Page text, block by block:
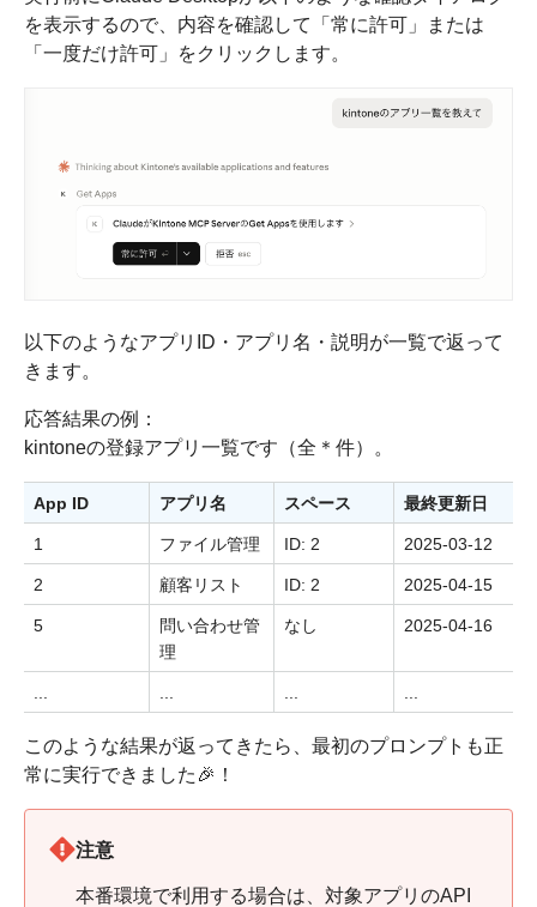
を表示するので、内容を確認して「常に許可」または
「一度だけ許可」をクリックします。
以下のようなアプリID・アプリ名・説明が一覧で返って
きます。
応答結果の例：
kintoneの登録アプリ一覧です（全＊件）。
App ID アプリ名 スペース 最終更新日
1 ファイル管理 ID: 2 2025-03-12
2 顧客リスト ID: 2 2025-04-15
5
問い合わせ管
理
なし 2025-04-16
このような結果が返ってきたら、最初のプロンプトも正
常に実行できました🎉！
注意
本番環境で利用する場合は、対象アプリのAPI